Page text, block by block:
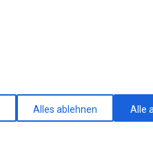
Alles ablehnen Alle